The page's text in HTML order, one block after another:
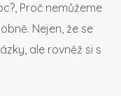
Proč nemůžeme
Nejen, že se
ale rovněž si s